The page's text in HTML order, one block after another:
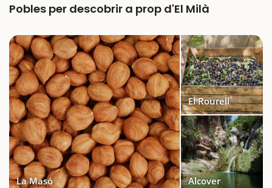
Pobles per descobrir a prop d'El Milà
La Masó
El Rourell
Alcover